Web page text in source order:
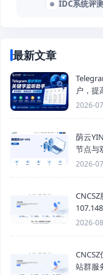
IDC系统评测
最新文章
户，提
2026-
荫云
节点与
2026-
2026-
站群服